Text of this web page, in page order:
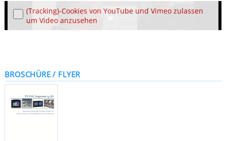
(Tracking)-Cookies von YouTube und Vimeo zulassen
um Video anzusehen
BROSCHÜRE / FLYER